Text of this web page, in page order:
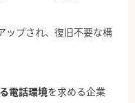
ップされ、復旧不要な構
電話環境を求める企業